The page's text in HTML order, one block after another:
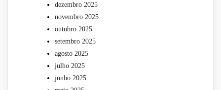
dezembro 2025
novembro 2025
outubro 2025
setembro 2025
agosto 2025
julho 2025
junho 2025